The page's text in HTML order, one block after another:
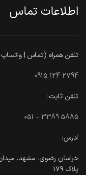
اطلاعات تماس
تلفن همراه (تماس | واتساپ
0915 124 2794
تلفن ثابت:
051 – 3389 5885
آدرس:
پلاک ۱۷۹